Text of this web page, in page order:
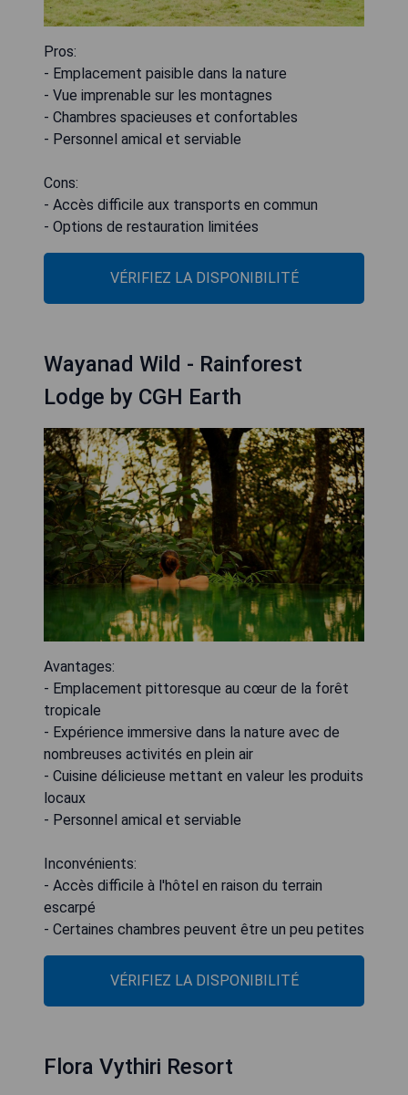
Pros:
- Emplacement paisible dans la nature
- Vue imprenable sur les montagnes
- Chambres spacieuses et confortables
- Personnel amical et serviable
Cons:
- Accès difficile aux transports en commun
- Options de restauration limitées
VÉRIFIEZ LA DISPONIBILITÉ
Wayanad Wild - Rainforest
Lodge by CGH Earth
Avantages:
- Emplacement pittoresque au cœur de la forêt
tropicale
- Expérience immersive dans la nature avec de
nombreuses activités en plein air
- Cuisine délicieuse mettant en valeur les produits
locaux
- Personnel amical et serviable
Inconvénients:
- Accès difficile à l'hôtel en raison du terrain
escarpé
- Certaines chambres peuvent être un peu petites
VÉRIFIEZ LA DISPONIBILITÉ
Flora Vythiri Resort